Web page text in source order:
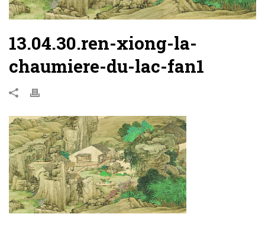
13.04.30.ren-xiong-la-
chaumiere-du-lac-fan1